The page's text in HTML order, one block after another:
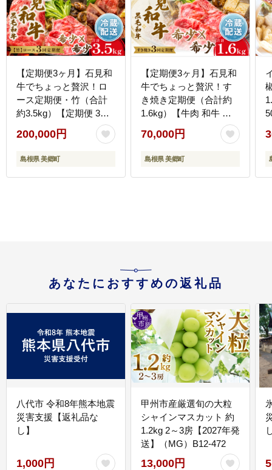
【定期便3ヶ月】石見和
牛でちょっと贅沢！ロ
ース定期便・竹（合計
約3.5kg）【定期便 3回
和牛 ロース 焼肉用 2～4
人前程度 すき焼き用 4
～6人前程度 550g×2 ス
170g×4枚 8人前程度 2セ
200,000円
島根県 美郷町
【定期便3ヶ月】石見和
牛でちょっと贅沢！す
き焼き定期便（合計約
1.6kg）【牛肉 和牛 す
き焼き用 スライス ミッ
クス 300g×2 肩ロース
450g ロース 550g 2～3
期 石見和牛 希少性 ブラ
70,000円
島根県 美郷町
あなたにおすすめの返礼品
八代市 令和8年熊本地震
災害支援【返礼品な
し】
1,000円
甲州市産厳選旬の大粒
シャインマスカット 約
1.2kg 2～3房【2027年発
送】（MG）B12-472
13,000円